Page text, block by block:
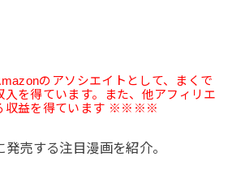
のアソシエイトとして、まくで
入を得ています。また、他アフィリエ
収益を得ています ※※※※
売する注目漫画を紹介。